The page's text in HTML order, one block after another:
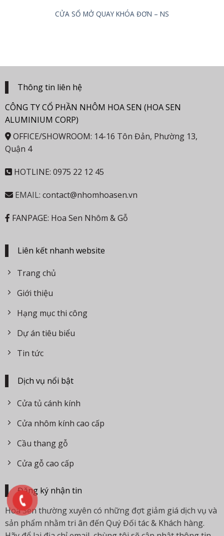
CỬA SỔ MỞ QUAY KHÓA ĐƠN – NS
Thông tin liên hệ
CÔNG TY CỔ PHẦN NHÔM HOA SEN (HOA SEN
ALUMINIUM CORP)
OFFICE/SHOWROOM: 14-16 Tôn Đản, Phường 13,
Quận 4
HOTLINE: 0975 22 12 45
EMAIL: contact@nhomhoasen.vn
FANPAGE: Hoa Sen Nhôm & Gỗ
Liên kết nhanh website
Trang chủ
Giới thiệu
Hạng mục thi công
Dự án tiêu biểu
Tin tức
Dịch vụ nổi bật
Cửa tủ cánh kính
Cửa nhôm kính cao cấp
Cầu thang gỗ
Cửa gỗ cao cấp
Đăng ký nhận tin
Hoa Sen thường xuyên có những đợt giảm giá dịch vụ và
sản phẩm nhằm tri ân đến Quý Đối tác & Khách hàng.